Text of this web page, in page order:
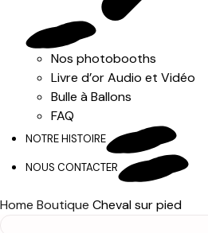
Nos photobooths
Livre d’or Audio et Vidéo
Bulle à Ballons
FAQ
NOTRE HISTOIRE
NOUS CONTACTER
Home Boutique Cheval sur pied